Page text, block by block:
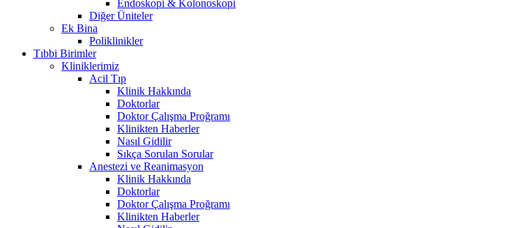
Endoskopi & Kolonoskopi
Diğer Üniteler
Ek Bina
Poliklinikler
Tıbbi Birimler
Kliniklerimiz
Acil Tıp
Klinik Hakkında
Doktorlar
Doktor Çalışma Proğramı
Klinikten Haberler
Nasıl Gidilir
Sıkça Sorulan Sorular
Anestezi ve Reanimasyon
Klinik Hakkında
Doktorlar
Doktor Çalışma Proğramı
Klinikten Haberler